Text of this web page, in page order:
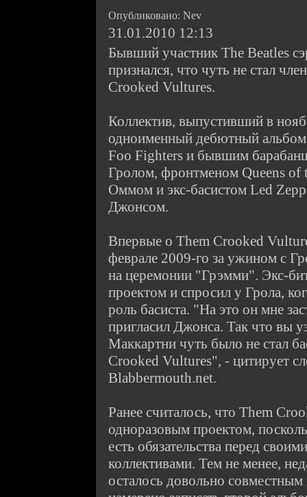
Опубликовано: Nev
31.01.2010 12:13
Бывший участник The Beatles
признался, что чуть не стал
Crooked Vultures.
Коллектив, выпустивший в
одноименный дебютный
Foo Fighters и бывшим
Гролом, фронтменом Queens
Оммом и экс-басистом Led
Джонсом.
Впервые о Them Crooked
феврале 2009-го за ужином с
на церемонии "Грэмми". Экс-
проектом и спросил у Грола,
роль басиста. "На это он мне
пригласил Джонса. Так что вы
Маккартни чуть было не стал
Crooked Vultures", - цитирует
Blabbermouth.net.
Ранее считалось, что Them
одноразовым проектом,
есть обязательства перед
коллективами. Тем не менее,
осталось довольно